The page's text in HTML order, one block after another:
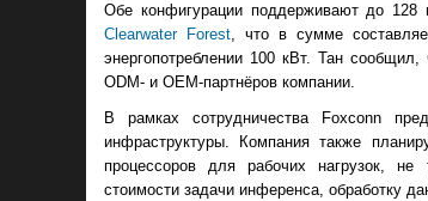
Обе конфигурации поддерживают до 128
Clearwater Forest, что в сумме
энергопотреблении 100 кВт. Тан
ODM- и OEM-партнёров компании.
В рамках сотрудничества Foxconn
инфраструктуры. Компания также
процессоров для рабочих нагрузок, не
стоимости задачи инференса, обработку